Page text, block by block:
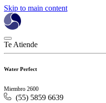
Skip to main content
Te Atiende
Water Perfect
Miembro 2600
(55) 5859 6639